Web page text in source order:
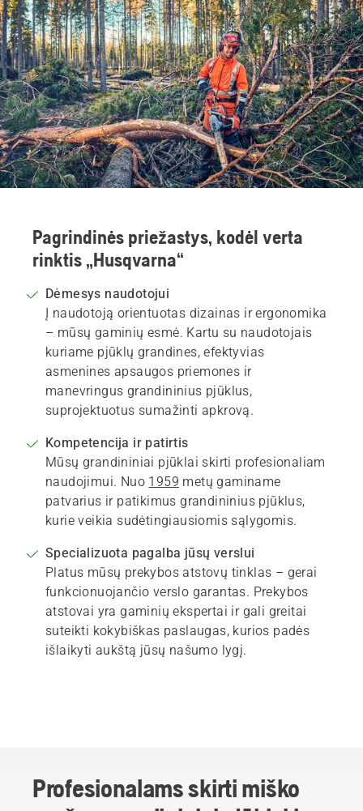
Pagrindinės priežastys, kodėl verta
rinktis „Husqvarna“
Dėmesys naudotojui
Į naudotoją orientuotas dizainas ir ergonomika
– mūsų gaminių esmė. Kartu su naudotojais
kuriame pjūklų grandines, efektyvias
asmenines apsaugos priemones ir
manevringus grandininius pjūklus,
suprojektuotus sumažinti apkrovą.
Kompetencija ir patirtis
Mūsų grandininiai pjūklai skirti profesionaliam
naudojimui. Nuo 1959 metų gaminame
patvarius ir patikimus grandininius pjūklus,
kurie veikia sudėtingiausiomis sąlygomis.
Specializuota pagalba jūsų verslui
Platus mūsų prekybos atstovų tinklas – gerai
funkcionuojančio verslo garantas. Prekybos
atstovai yra gaminių ekspertai ir gali greitai
suteikti kokybiškas paslaugas, kurios padės
išlaikyti aukštą jūsų našumo lygį.
Profesionalams skirti miško